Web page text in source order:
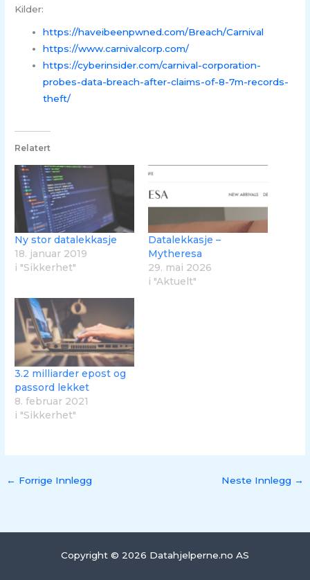
Kilder:
https://haveibeenpwned.com/Breach/Carnival
https://www.carnivalcorp.com/
https://cyberinsider.com/carnival-corporation-
probes-data-breach-after-claims-of-8-7m-records-
theft/
Relatert
Ny stor datalekkasje
18. januar 2019
i "Sikkerhet"
Datalekkasje –
Mytheresa
29. mai 2026
i "Aktuelt"
3.2 milliarder epost og
passord lekket
8. februar 2021
i "Sikkerhet"
← Forrige Innlegg Neste Innlegg →
Copyright © 2026 Datahjelperne.no AS